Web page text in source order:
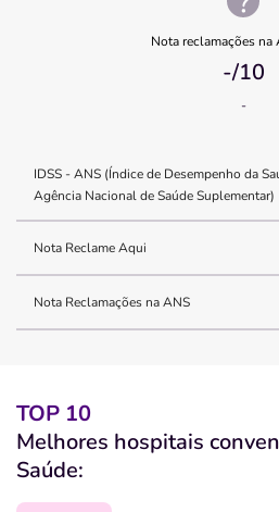
Nota reclamações na
-/10
-
IDSS - ANS (Índice de Desempenho da
Agência Nacional de Saúde Suplementar)
Nota Reclame Aqui
Nota Reclamações na ANS
TOP 10
Melhores hospitais
Saúde: